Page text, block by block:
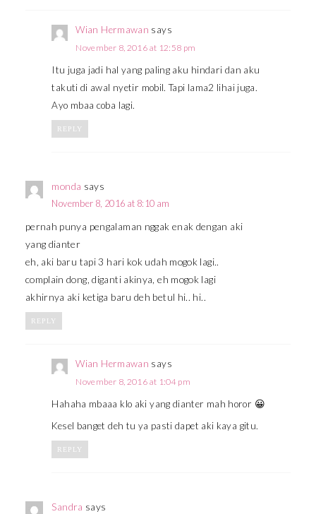
Wian Hermawan says
November 8, 2016 at 12:58 pm
Itu juga jadi hal yang paling aku hindari dan aku
takuti di awal nyetir mobil. Tapi lama2 lihai juga.
Ayo mbaa coba lagi.
REPLY
monda says
November 8, 2016 at 8:10 am
pernah punya pengalaman nggak enak dengan aki
yang dianter
eh, aki baru tapi 3 hari kok udah mogok lagi..
complain dong, diganti akinya, eh mogok lagi
akhirnya aki ketiga baru deh betul hi.. hi..
REPLY
Wian Hermawan says
November 8, 2016 at 1:04 pm
Hahaha mbaaa klo aki yang dianter mah horor 😀
Kesel banget deh tu ya pasti dapet aki kaya gitu.
REPLY
Sandra says